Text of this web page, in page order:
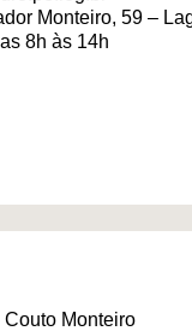
Monteiro, 59 –
8h às 14h
Couto Monteiro